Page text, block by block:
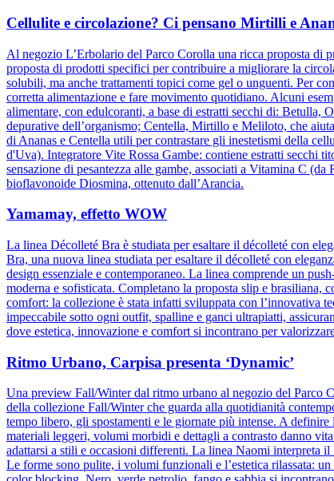
Cellulite e circolazione? Ci pensano Mirtilli e
Al negozio L’Erbolario del Parco Corolla una ricca proposta di
proposta di prodotti specifici per contribuire a migliorare la
solubili, ma anche trattamenti topici come gel o unguenti. Per
corretta alimentazione e fare movimento quotidiano. Alcuni
alimentare, con edulcoranti, a base di estratti secchi di:
depurative dell’organismo; Centella, Mirtillo e Meliloto, che
di Ananas e Centella utili per contrastare gli inestetismi della
d'Uva). Integratore Vite Rossa Gambe: contiene estratti secchi
sensazione di pesantezza alle gambe, associati a Vitamina C
bioflavonoide Diosmina, ottenuto dall’Arancia.
Yamamay, effetto WOW
La linea Décolleté Bra è studiata per esaltare il décolleté con
Bra, una nuova linea studiata per esaltare il décolleté con
design essenziale e contemporaneo. La linea comprende un
moderna e sofisticata. Completano la proposta slip e
comfort: la collezione è stata infatti sviluppata con l’innovativa
impeccabile sotto ogni outfit, spalline e ganci ultrapiatti,
dove estetica, innovazione e comfort si incontrano per
Ritmo Urbano, Carpisa presenta ‘Dynamic’
Una preview Fall/Winter dal ritmo urbano al negozio del Parco
della collezione Fall/Winter che guarda alla quotidianità
tempo libero, gli spostamenti e le giornate più intense. A
materiali leggeri, volumi morbidi e dettagli a contrasto danno
adattarsi a stili e occasioni differenti. La linea Naomi interpreta
Le forme sono pulite, i volumi funzionali e l’estetica rilassata: